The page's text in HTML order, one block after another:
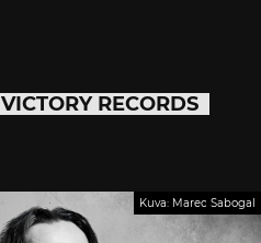
VICTORY RECORDS
Kuva: Marec Sabogal